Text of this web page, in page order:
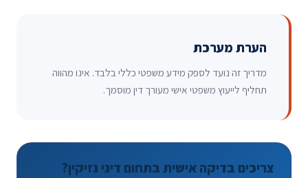
הערת מערכת
מדריך זה נועד לספק מידע משפטי כללי בלבד. אינו מהווה
תחליף לייעוץ משפטי אישי מעורך דין מוסמך.
צריכים בדיקה אישית בתחום דיני נזיקין?